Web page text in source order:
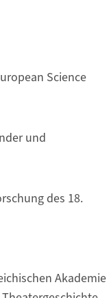
Science
und
des 18.
Akademie